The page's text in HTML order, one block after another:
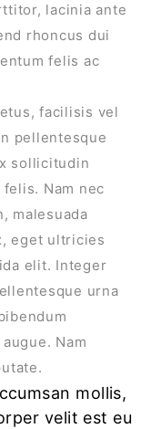
lacinia ante
rhoncus dui
felis ac
facilisis vel
pellentesque
sollicitudin
Nam nec
malesuada
eget ultricies
elit. Integer
urna
Nam
mollis,
velit est eu